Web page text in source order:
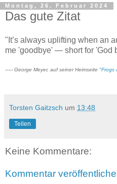
Montag, 26. Februar 2024
Das gute Zitat
"It’s always uplifting when an
me 'goodbye' — short for 'God
----- George Meyer, auf seiner Heimseite "Frogs
Torsten Gaitzsch um 13:48
Teilen
Keine Kommentare:
Kommentar